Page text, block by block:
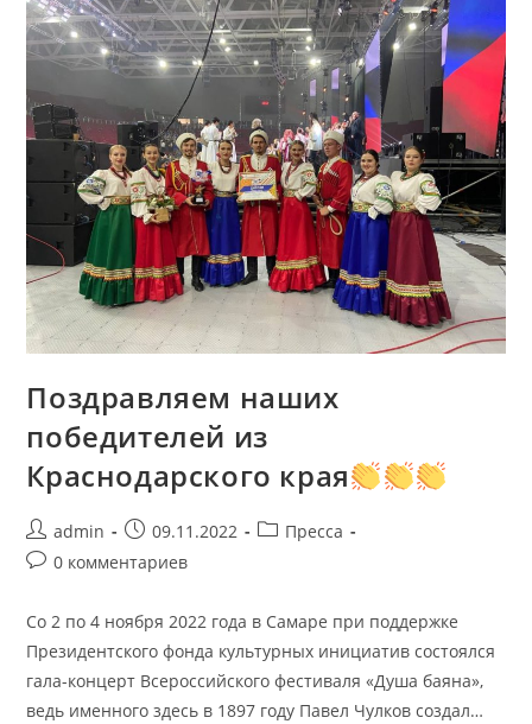
Поздравляем наших
победителей из
Краснодарского края
admin 09.11.2022
Пресса
0 комментариев
Со 2 по 4 ноября 2022 года в Самаре при поддержке
Президентского фонда культурных инициатив состоялся
гала-концерт Всероссийского фестиваля «Душа баяна»,
ведь именного здесь в 1897 году Павел Чулков создал…